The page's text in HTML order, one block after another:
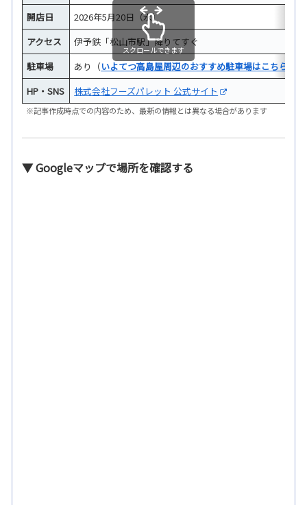
開店日
2026年5月20日（水）
アクセス
伊予鉄「松山市駅」降りてすぐ
駐車場
あり（いよてつ高島屋周辺のおすすめ駐車場はこちら！
HP・SNS
株式会社フーズパレット 公式サイト
スクロールできます
※記事作成時点での内容のため、最新の情報とは異なる場合があります
▼ Googleマップで場所を確認する